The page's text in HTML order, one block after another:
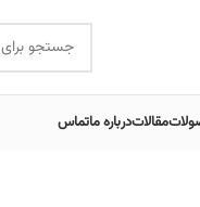
مقالاتدرباره ماتماس